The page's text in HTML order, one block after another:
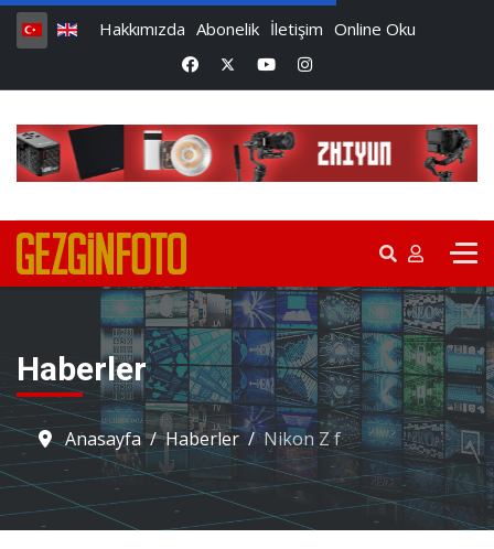
Hakkımızda Abonelik İletişim Online Oku
Haberler
Anasayfa Haberler Nikon Z f